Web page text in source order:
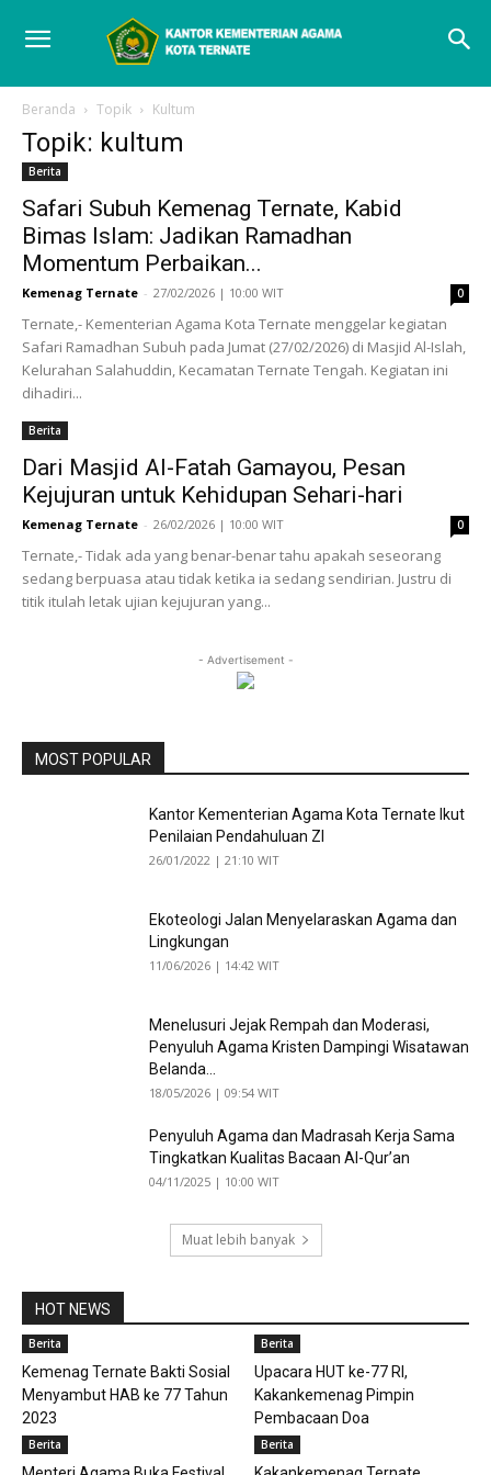
Beranda Topik Kultum
Topik: kultum
Berita
Safari Subuh Kemenag Ternate, Kabid
Bimas Islam: Jadikan Ramadhan
Momentum Perbaikan...
Kemenag Ternate - 27/02/2026 | 10:00 WIT 0
Ternate,- Kementerian Agama Kota Ternate menggelar kegiatan
Safari Ramadhan Subuh pada Jumat (27/02/2026) di Masjid Al-Islah,
Kelurahan Salahuddin, Kecamatan Ternate Tengah. Kegiatan ini
dihadiri...
Berita
Dari Masjid Al-Fatah Gamayou, Pesan
Kejujuran untuk Kehidupan Sehari-hari
Kemenag Ternate - 26/02/2026 | 10:00 WIT 0
Ternate,- Tidak ada yang benar-benar tahu apakah seseorang
sedang berpuasa atau tidak ketika ia sedang sendirian. Justru di
titik itulah letak ujian kejujuran yang...
- Advertisement -
MOST POPULAR
Kantor Kementerian Agama Kota Ternate Ikut
Penilaian Pendahuluan ZI
26/01/2022 | 21:10 WIT
Ekoteologi Jalan Menyelaraskan Agama dan
Lingkungan
11/06/2026 | 14:42 WIT
Menelusuri Jejak Rempah dan Moderasi,
Penyuluh Agama Kristen Dampingi Wisatawan
Belanda...
18/05/2026 | 09:54 WIT
Penyuluh Agama dan Madrasah Kerja Sama
Tingkatkan Kualitas Bacaan Al-Qur’an
04/11/2025 | 10:00 WIT
Muat lebih banyak
HOT NEWS
Berita
Kemenag Ternate Bakti Sosial
Menyambut HAB ke 77 Tahun
2023
Berita
Upacara HUT ke-77 RI,
Kakankemenag Pimpin
Pembacaan Doa
Berita Berita